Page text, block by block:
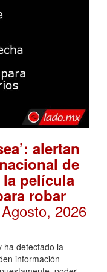
alertan
de
la película
robar
2026
ha detectado la
información